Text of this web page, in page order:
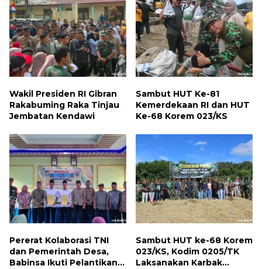
Wakil Presiden RI Gibran
Rakabuming Raka Tinjau
Jembatan Kendawi
Sambut HUT Ke-81
Kemerdekaan RI dan HUT
Ke-68 Korem 023/KS
Pererat Kolaborasi TNI
dan Pemerintah Desa,
Babinsa Ikuti Pelantikan
Sambut HUT ke-68 Korem
023/KS, Kodim 0205/TK
Laksanakan Karbak